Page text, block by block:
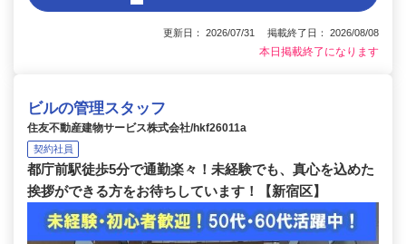
更新日： 2026/07/31 掲載終了日： 2026/08/08
本日掲載終了になります
ビルの管理スタッフ
住友不動産建物サービス株式会社/hkf26011a
契約社員
都庁前駅徒歩5分で通勤楽々！未経験でも、真心を込めた
挨拶ができる方をお待ちしています！【新宿区】